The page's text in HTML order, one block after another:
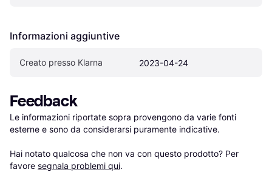
Informazioni aggiuntive
Creato presso Klarna 2023-04-24
Feedback
Le informazioni riportate sopra provengono da varie fonti
esterne e sono da considerarsi puramente indicative.
Hai notato qualcosa che non va con questo prodotto? Per
favore segnala problemi qui.